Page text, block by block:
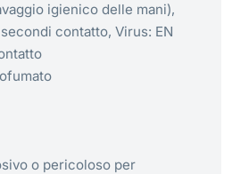
igienico delle mani),
contatto, Virus: EN
o pericoloso per